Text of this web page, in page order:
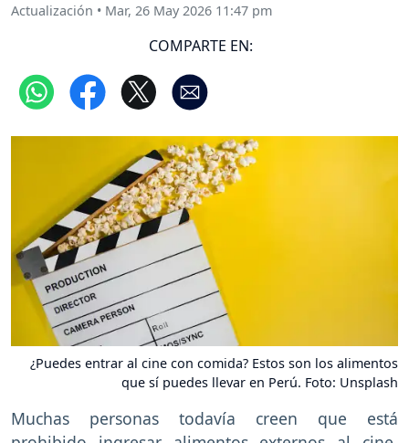
Actualización • Mar, 26 May 2026 11:47 pm
COMPARTE EN:
¿Puedes entrar al cine con comida? Estos son los alimentos
que sí puedes llevar en Perú. Foto: Unsplash
Muchas personas todavía creen que está